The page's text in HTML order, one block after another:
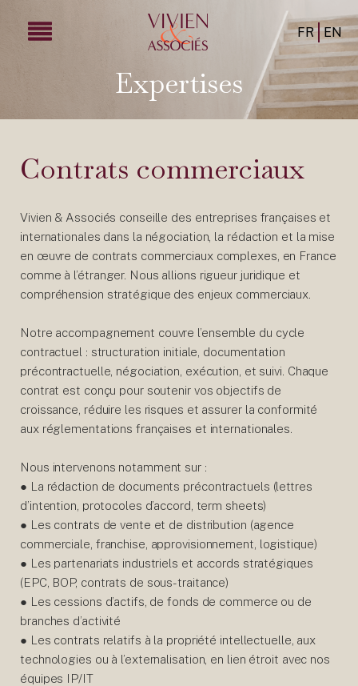
FR EN
Expertises
Contrats commerciaux
Vivien & Associés conseille des entreprises françaises et
internationales dans la négociation, la rédaction et la mise
en œuvre de contrats commerciaux complexes, en France
comme à l’étranger. Nous allions rigueur juridique et
compréhension stratégique des enjeux commerciaux.
Notre accompagnement couvre l’ensemble du cycle
contractuel : structuration initiale, documentation
précontractuelle, négociation, exécution, et suivi. Chaque
contrat est conçu pour soutenir vos objectifs de
croissance, réduire les risques et assurer la conformité
aux réglementations françaises et internationales.
Nous intervenons notamment sur :
● La rédaction de documents précontractuels (lettres
d’intention, protocoles d’accord, term sheets)
● Les contrats de vente et de distribution (agence
commerciale, franchise, approvisionnement, logistique)
● Les partenariats industriels et accords stratégiques
(EPC, BOP, contrats de sous-traitance)
● Les cessions d’actifs, de fonds de commerce ou de
branches d’activité
● Les contrats relatifs à la propriété intellectuelle, aux
technologies ou à l’externalisation, en lien étroit avec nos
équipes IP/IT